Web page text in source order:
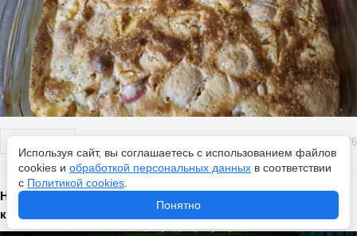
8 августа 2026
Новые правила тишины для дачников и СНТ с 2026 года:
когда нельзя шуметь и какой штраф
Используя сайт, вы соглашаетесь с использованием файлов
cookies и обработкой персональных данных в соответствии
с Политикой cookies
Понятно